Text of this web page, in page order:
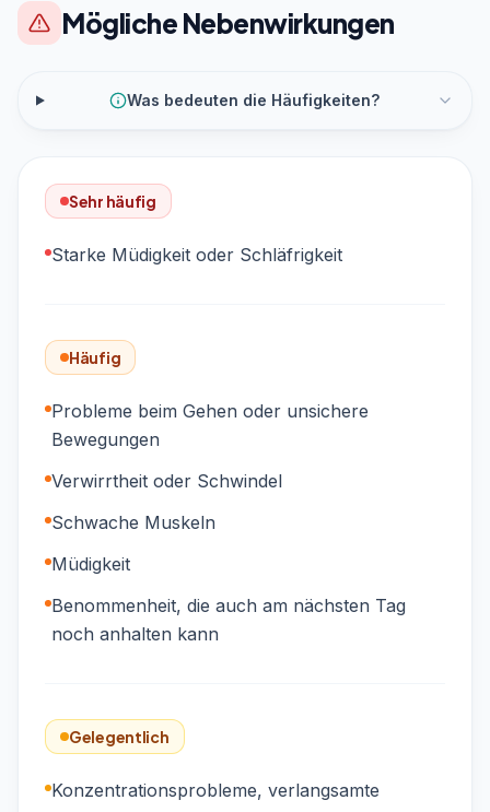
Mögliche Nebenwirkungen
Was bedeuten die Häufigkeiten?
Sehr häufig
Starke Müdigkeit oder Schläfrigkeit
Häufig
Probleme beim Gehen oder unsichere
Bewegungen
Verwirrtheit oder Schwindel
Schwache Muskeln
Müdigkeit
Benommenheit, die auch am nächsten Tag
noch anhalten kann
Gelegentlich
Konzentrationsprobleme, verlangsamte